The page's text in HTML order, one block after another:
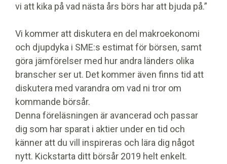
vi att kika på vad nästa års börs har att bjuda på.”
Vi kommer att diskutera en del makroekonomi
och djupdyka i SME:s estimat för börsen, samt
göra jämförelser med hur andra länders olika
branscher ser ut. Det kommer även finns tid att
diskutera med varandra om vad ni tror om
kommande börsår.
Denna föreläsningen är avancerad och passar
dig som har sparat i aktier under en tid och
känner att du vill inspireras och lära dig något
nytt. Kickstarta ditt börsår 2019 helt enkelt.